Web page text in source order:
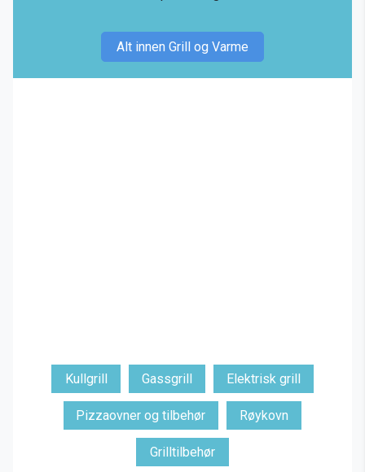
Alt innen Grill og Varme
Kullgrill Gassgrill Elektrisk grill
Pizzaovner og tilbehør Røykovn
Grilltilbehør